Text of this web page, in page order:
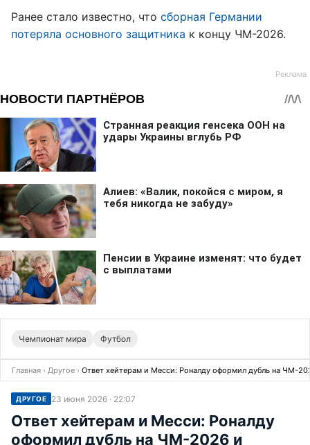
Ранее стало известно, что сборная Германии
потеряла основного защитника к концу ЧМ-2026.
Чемпионат мира Футбол
Главная › Другое › Ответ хейтерам и Месси: Роналду оформил дубль на ЧМ-
ДРУГОЕ 23 июня 2026 · 22:07
Ответ хейтерам и Месси: Роналду
оформил дубль на ЧМ-2026 и